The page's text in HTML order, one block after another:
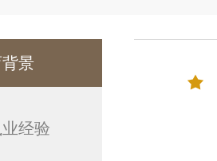
景
经验